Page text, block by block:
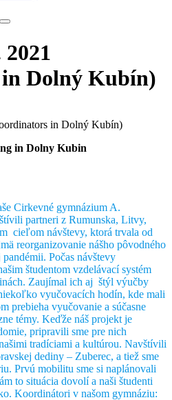
2021
Dolný Kubín)
in Dolný Kubín)
in Dolny Kubin
Cirkevné gymnázium A.
partneri z Rumunska, Litvy,
cieľom návštevy, ktorá trvala od
reorganizovanie nášho pôvodného
Počas návštevy
študentom vzdelávací systém
Zaujímal ich aj štýl výučby
vyučovacích hodín, kde mali
prebieha vyučovanie a súčasne
témy. Keďže náš projekt je
pripravili sme pre nich
tradíciami a kultúrou. Navštívili
dediny – Zuberec, a tiež sme
Prvú mobilitu sme si naplánovali
to situácia dovolí a naši študenti
Koordinátori v našom gymnáziu: